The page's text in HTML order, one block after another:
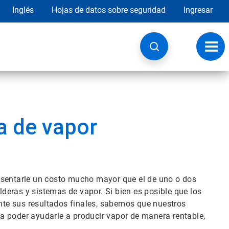
Inglés Hojas de datos sobre seguridad Ingresar
de
de vapor
un costo mucho mayor que el de uno o dos
y sistemas de vapor. Si bien es posible que los
sus resultados finales, sabemos que nuestros
ayudarle a producir vapor de manera rentable,